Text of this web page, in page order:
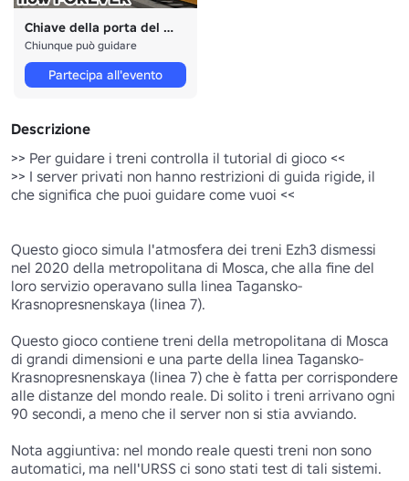
Chiave della porta del treno GRATUITA
Chiunque può guidare
Partecipa all'evento
Descrizione
>> Per guidare i treni controlla il tutorial di gioco <<
>> I server privati non hanno restrizioni di guida rigide, il
che significa che puoi guidare come vuoi <<
Questo gioco simula l'atmosfera dei treni Ezh3 dismessi
nel 2020 della metropolitana di Mosca, che alla fine del
loro servizio operavano sulla linea Tagansko-
Krasnopresnenskaya (linea 7).
Questo gioco contiene treni della metropolitana di Mosca
di grandi dimensioni e una parte della linea Tagansko-
Krasnopresnenskaya (linea 7) che è fatta per corrispondere
alle distanze del mondo reale. Di solito i treni arrivano ogni
90 secondi, a meno che il server non si stia avviando.
Nota aggiuntiva: nel mondo reale questi treni non sono
automatici, ma nell'URSS ci sono stati test di tali sistemi.